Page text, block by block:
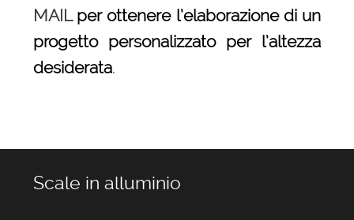
MAILper ottenere l’elaborazione di un
progetto personalizzato per l’altezza
desiderata.
Scale in alluminio